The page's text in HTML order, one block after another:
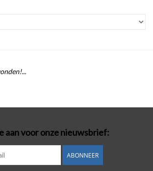
aan voor onze nieuwsbrief:
ABONNEER